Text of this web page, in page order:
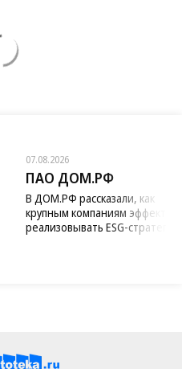
07.08.2026
ПАО ДОМ.РФ
В ДОМ.РФ рассказали, как
крупным компаниям
реализовывать ESG-стратегию